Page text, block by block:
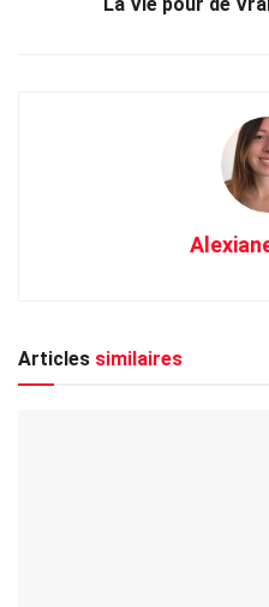
La Vie pour de
Articles similaires